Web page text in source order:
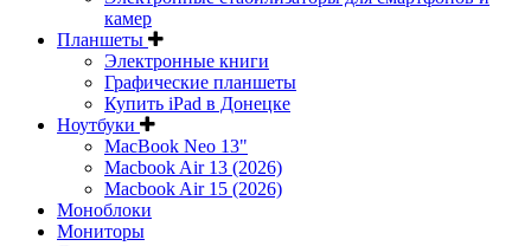
камер
Планшеты
Электронные книги
Графические планшеты
Купить iPad в Донецке
Ноутбуки
MacBook Neo 13"
Macbook Air 13 (2026)
Macbook Air 15 (2026)
Моноблоки
Мониторы